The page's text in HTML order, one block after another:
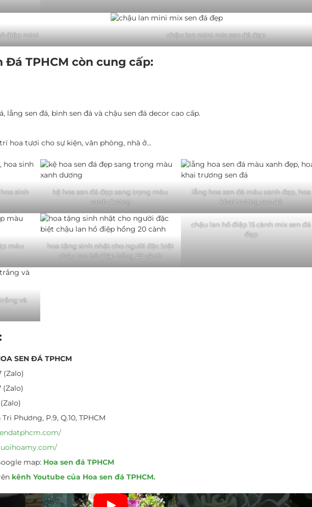
điệp mini chậu lan mini mix sen đá đẹp
Đá TPHCM còn cung cấp:
lẵng sen đá, bình sen đá và chậu sen đá decor cao cấp.
hoa tươi cho sự kiện, văn phòng, nhà ở…
sinh
kệ hoa sen đá đẹp sang trọng màu
xanh dương
lẵng hoa sen đá màu xanh đẹp, hoa
khai trương sen đá
màu
hoa tặng sinh nhật cho người đặc biệt
chậu lan hồ điệp hồng 20 cành
chậu lan hồ điệp 15 cành mix sen đá
đẹp
và
SEN ĐÁ TPHCM
(Zalo)
(Zalo)
Phương, P.9, Q.10, TPHCM
map: Hoa sen đá TPHCM
kênh Youtube của Hoa sen đá TPHCM.